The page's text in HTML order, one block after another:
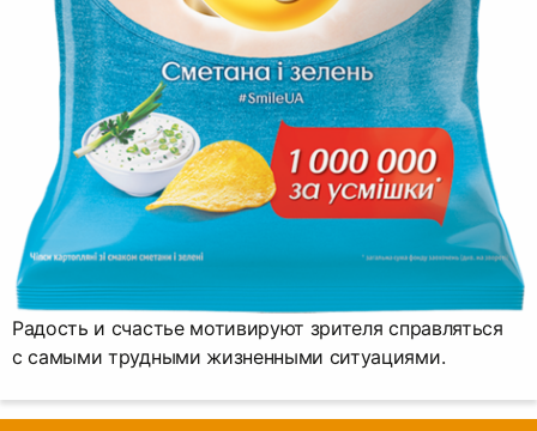
Радость и счастье мотивируют зрителя справляться
с самыми трудными жизненными ситуациями.